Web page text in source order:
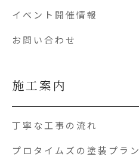
イベント開催情報
お問い合わせ
施工案内
丁寧な工事の流れ
プロタイムズの塗装プラン